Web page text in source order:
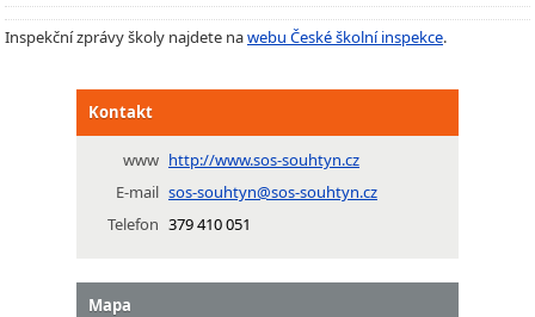
Inspekční zprávy školy najdete nawebu České školní inspekce.
Kontakt
www http://www.sos-souhtyn.cz
E-mail sos-souhtyn@sos-souhtyn.cz
Telefon 379 410 051
Mapa